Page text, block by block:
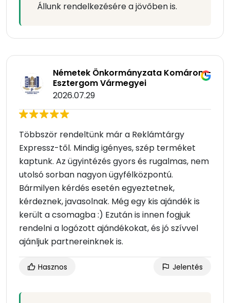
Állunk rendelkezésére a jövőben is.
Németek Önkormányzata Komárom-
Esztergom Vármegyei
2026.07.29
Többször rendeltünk már a Reklámtárgy
Expressz-től. Mindig igényes, szép terméket
kaptunk. Az ügyintézés gyors és rugalmas, nem
utolsó sorban nagyon ügyfélközpontú.
Bármilyen kérdés esetén egyeztetnek,
kérdeznek, javasolnak. Még egy kis ajándék is
került a csomagba :) Ezután is innen fogjuk
rendelni a logózott ajándékokat, és jó szívvel
ajánljuk partnereinknek is.
Hasznos Jelentés